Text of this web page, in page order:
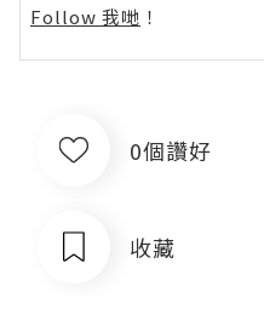
Follow 我哋 ！
0個讚好
收藏